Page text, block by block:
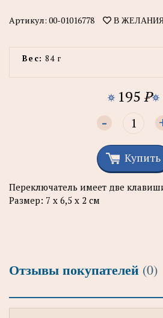
Артикул: 00-01016778 В
Вес: 84 г
195 P
-
Купить
Переключатель имеет две
Размер: 7 х 6,5 х 2 см
Отзывы покупателей (0)